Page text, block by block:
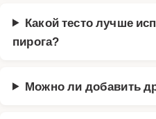
Какой тесто лучше
пирога?
Можно ли добавить